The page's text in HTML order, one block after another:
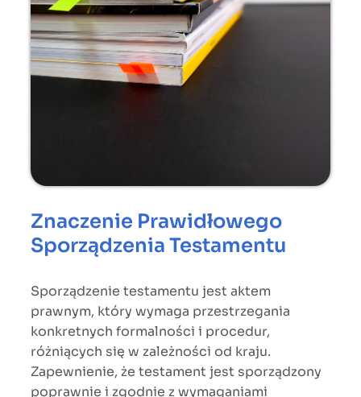
Znaczenie Prawidłowego
Sporządzenia Testamentu
Sporządzenie testamentu jest aktem
prawnym, który wymaga przestrzegania
konkretnych formalności i procedur,
różniących się w zależności od kraju.
Zapewnienie, że testament jest sporządzony
poprawnie i zgodnie z wymaganiami